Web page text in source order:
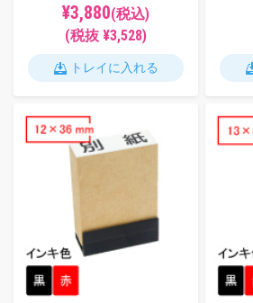
¥3,880(税込)
(税抜 ¥3,528)
トレイに入れる